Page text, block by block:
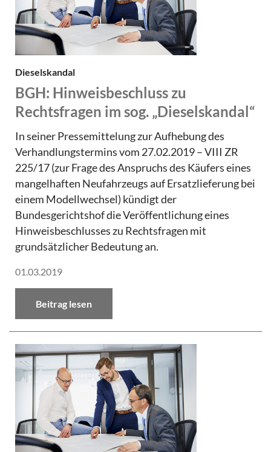
Dieselskandal
BGH: Hinweisbeschluss zu
Rechtsfragen im sog. „Dieselskandal“
In seiner Pressemittelung zur Aufhebung des
Verhandlungstermins vom 27.02.2019 – VIII ZR
225/17 (zur Frage des Anspruchs des Käufers eines
mangelhaften Neufahrzeugs auf Ersatzlieferung bei
einem Modellwechsel) kündigt der
Bundesgerichtshof die Veröffentlichung eines
Hinweisbeschlusses zu Rechtsfragen mit
grundsätzlicher Bedeutung an.
01.03.2019
Beitrag lesen